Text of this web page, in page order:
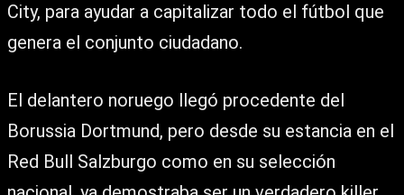
City, para ayudar a capitalizar todo el fútbol que
genera el conjunto ciudadano.
El delantero noruego llegó procedente del
Borussia Dortmund, pero desde su estancia en el
Red Bull Salzburgo como en su selección